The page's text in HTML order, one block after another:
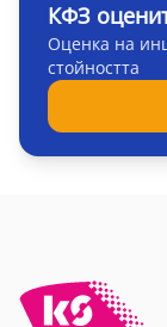
КФЗ
Оценка на
стойността